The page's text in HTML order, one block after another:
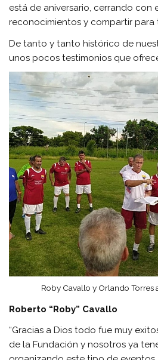
está de aniversario, cerrando con
reconocimientos y compartir para
De tanto y tanto histórico de
unos pocos testimonios que
Roby Cavallo y Orlando Torres
Roberto “Roby” Cavallo
“Gracias a Dios todo fue muy
de la Fundación y nosotros ya